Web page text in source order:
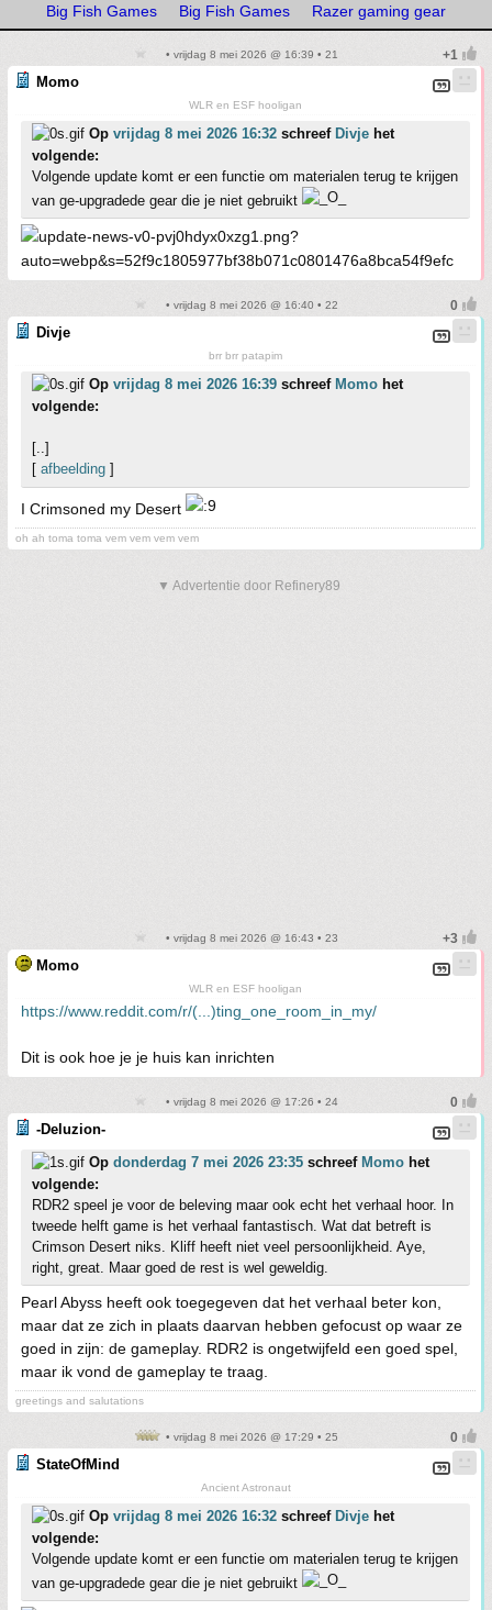
Big Fish Games Big Fish Games Razer gaming gear
• vrijdag 8 mei 2026 @ 16:39 • 21
Momo
WLR en ESF hooligan
Op vrijdag 8 mei 2026 16:32 schreef Divje het
volgende:
Volgende update komt er een functie om materialen terug te krijgen
van ge-upgradede gear die je niet gebruikt
• vrijdag 8 mei 2026 @ 16:40 • 22
Divje
brr brr patapim
Op vrijdag 8 mei 2026 16:39 schreef Momo het
volgende:
[..]
[ afbeelding ]
I Crimsoned my Desert
oh ah toma toma vem vem vem vem
▼ Advertentie door Refinery89
• vrijdag 8 mei 2026 @ 16:43 • 23
Momo
WLR en ESF hooligan
https://www.reddit.com/r/(...)ting_one_room_in_my/
Dit is ook hoe je je huis kan inrichten
• vrijdag 8 mei 2026 @ 17:26 • 24
-Deluzion-
Op donderdag 7 mei 2026 23:35 schreef Momo het
volgende:
RDR2 speel je voor de beleving maar ook echt het verhaal hoor. In
tweede helft game is het verhaal fantastisch. Wat dat betreft is
Crimson Desert niks. Kliff heeft niet veel persoonlijkheid. Aye,
right, great. Maar goed de rest is wel geweldig.
Pearl Abyss heeft ook toegegeven dat het verhaal beter kon,
maar dat ze zich in plaats daarvan hebben gefocust op waar ze
goed in zijn: de gameplay. RDR2 is ongetwijfeld een goed spel,
maar ik vond de gameplay te traag.
greetings and salutations
• vrijdag 8 mei 2026 @ 17:29 • 25
StateOfMind
Ancient Astronaut
Op vrijdag 8 mei 2026 16:32 schreef Divje het
volgende:
Volgende update komt er een functie om materialen terug te krijgen
van ge-upgradede gear die je niet gebruikt